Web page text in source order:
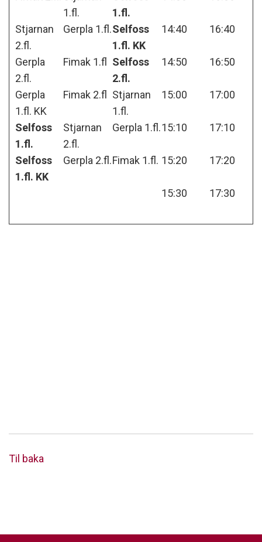
1.fl.
1.fl.
Stjarnan
2.fl.
Gerpla 1.fl.Selfoss
1.fl. KK
14:40 16:40
Gerpla
2.fl.
Fimak 1.fl Selfoss
2.fl.
14:50 16:50
Gerpla
1.fl. KK
Fimak 2.fl Stjarnan
1.fl.
15:00 17:00
Selfoss
1.fl.
Stjarnan
2.fl.
Gerpla 1.fl.15:10 17:10
Selfoss
1.fl. KK
Gerpla 2.fl.Fimak 1.fl. 15:20 17:20
15:30 17:30
Til baka